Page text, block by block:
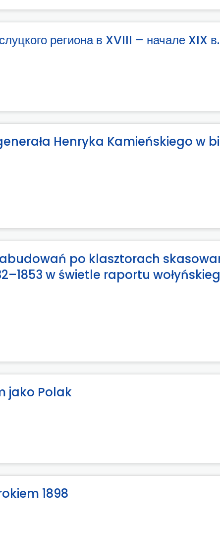
региона в XVIII – начале XIX в.
Henryka Kamieńskiego w
po klasztorach
w świetle raportu
jako Polak
1898